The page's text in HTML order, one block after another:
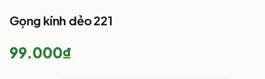
Gọng kính dẻo 221
99.000₫